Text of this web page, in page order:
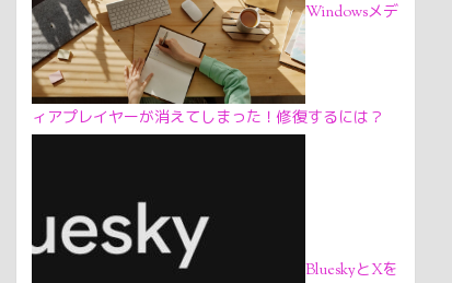
Windowsメデ
ィアプレイヤーが消えてしまった！修復するには？
BlueskyとXを